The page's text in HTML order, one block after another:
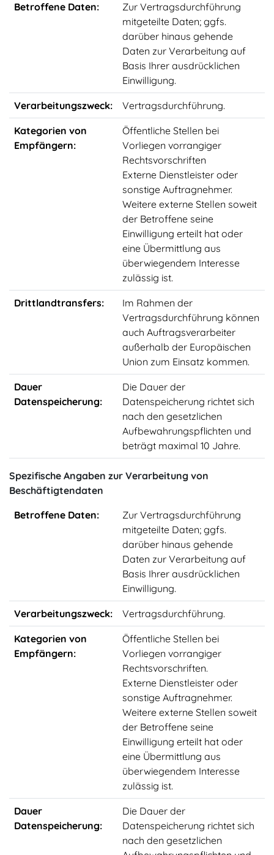
Betroffene Daten:
Zur Vertragsdurchführung
mitgeteilte Daten; ggfs.
darüber hinaus gehende
Daten zur Verarbeitung auf
Basis Ihrer ausdrücklichen
Einwilligung.
Verarbeitungszweck: Vertragsdurchführung.
Kategorien von
Empfängern:
Öffentliche Stellen bei
Vorliegen vorrangiger
Rechtsvorschriften
Externe Dienstleister oder
sonstige Auftragnehmer.
Weitere externe Stellen soweit
der Betroffene seine
Einwilligung erteilt hat oder
eine Übermittlung aus
überwiegendem Interesse
zulässig ist.
Drittlandtransfers:
Im Rahmen der
Vertragsdurchführung können
auch Auftragsverarbeiter
außerhalb der Europäischen
Union zum Einsatz kommen.
Dauer
Datenspeicherung:
Die Dauer der
Datenspeicherung richtet sich
nach den gesetzlichen
Aufbewahrungspflichten und
beträgt maximal 10 Jahre.
Spezifische Angaben zur Verarbeitung von
Beschäftigtendaten
Betroffene Daten:
Zur Vertragsdurchführung
mitgeteilte Daten; ggfs.
darüber hinaus gehende
Daten zur Verarbeitung auf
Basis Ihrer ausdrücklichen
Einwilligung.
Verarbeitungszweck: Vertragsdurchführung.
Kategorien von
Empfängern:
Öffentliche Stellen bei
Vorliegen vorrangiger
Rechtsvorschriften.
Externe Dienstleister oder
sonstige Auftragnehmer.
Weitere externe Stellen soweit
der Betroffene seine
Einwilligung erteilt hat oder
eine Übermittlung aus
überwiegendem Interesse
zulässig ist.
Dauer
Datenspeicherung:
Die Dauer der
Datenspeicherung richtet sich
nach den gesetzlichen